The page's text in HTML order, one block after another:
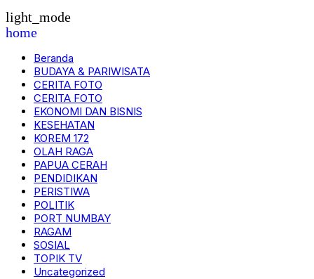
light_mode
home
Beranda
BUDAYA & PARIWISATA
CERITA FOTO
CERITA FOTO
EKONOMI DAN BISNIS
KESEHATAN
KOREM 172
OLAH RAGA
PAPUA CERAH
PENDIDIKAN
PERISTIWA
POLITIK
PORT NUMBAY
RAGAM
SOSIAL
TOPIK TV
Uncategorized